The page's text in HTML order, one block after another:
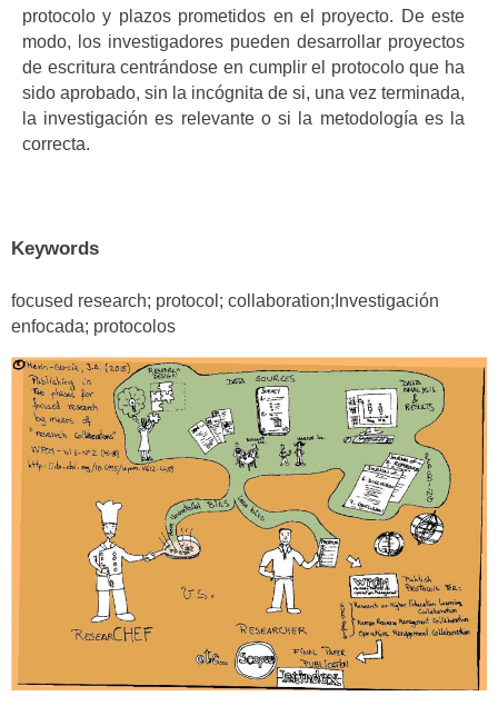
protocolo y plazos prometidos en el proyecto. De este
modo, los investigadores pueden desarrollar proyectos
de escritura centrándose en cumplir el protocolo que ha
sido aprobado, sin la incógnita de si, una vez terminada,
la investigación es relevante o si la metodología es la
correcta.
Keywords
focused research; protocol; collaboration;Investigación
enfocada; protocolos